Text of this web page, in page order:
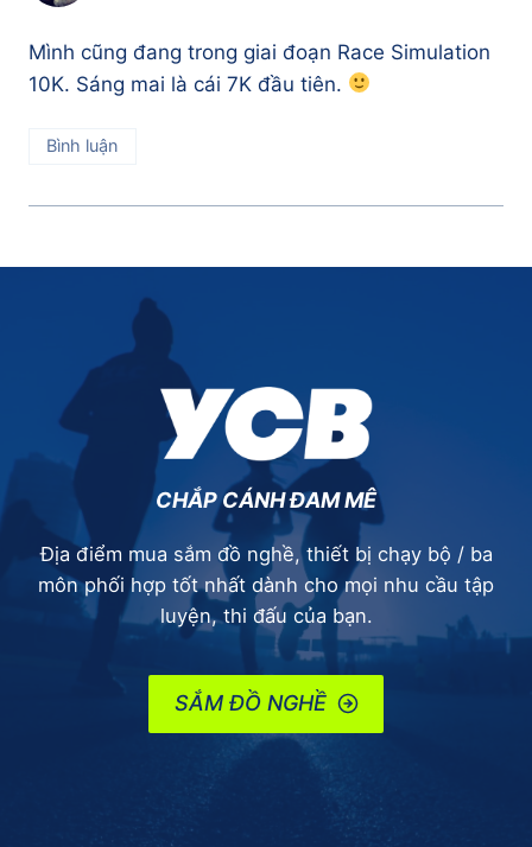
Mình cũng đang trong giai đoạn Race Simulation
10K. Sáng mai là cái 7K đầu tiên.
Bình luận
CHẮP CÁNH ĐAM MÊ
Địa điểm mua sắm đồ nghề, thiết bị chạy bộ / ba
môn phối hợp tốt nhất dành cho mọi nhu cầu tập
luyện, thi đấu của bạn.
SẮM ĐỒ NGHỀ